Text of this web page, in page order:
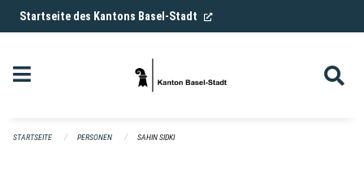
Navigation überspringen
Startseite des Kantons Basel-Stadt (External Link)
STARTSEITE PERSONEN SAHIN SIDKI